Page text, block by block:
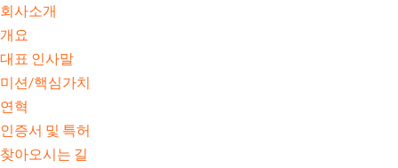
회사소개
개요
대표 인사말
미션/핵심가치
연혁
인증서 및 특허
찾아오시는 길